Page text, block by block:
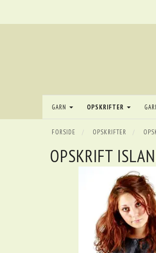
GARN OPSKRIFTER
FORSIDE OPSKRIFTER
OPSKRIFT